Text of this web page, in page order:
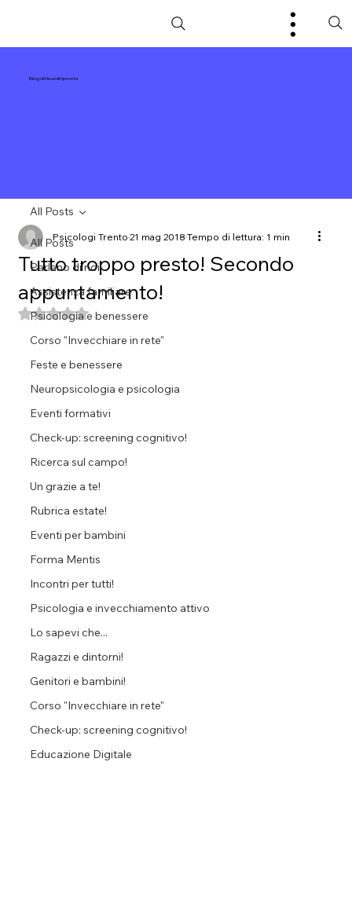
Blog di NeuroImpronta
All Posts
Parlano di noi!
Assistenza familiare
Psicologia e benessere
Corso "Invecchiare in rete"
Feste e benessere
Neuropsicologia e psicologia
Eventi formativi
Check-up: screening cognitivo!
Ricerca sul campo!
Un grazie a te!
Rubrica estate!
Eventi per bambini
Forma Mentis
Incontri per tutti!
Psicologia e invecchiamento attivo
Lo sapevi che...
Ragazzi e dintorni!
Genitori e bambini!
Corso "Invecchiare in rete"
Check-up: screening cognitivo!
Educazione Digitale
All Posts
Tutto troppo presto! Secondo
appuntamento!
Psicologi Trento21 mag 2018Tempo di lettura: 1 min
Valutazione NaN stelle su 5.